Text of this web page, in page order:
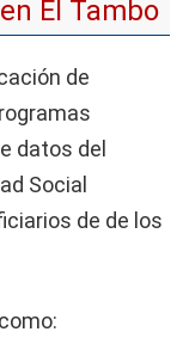
El Tambo
de
datos del
Social
de de los